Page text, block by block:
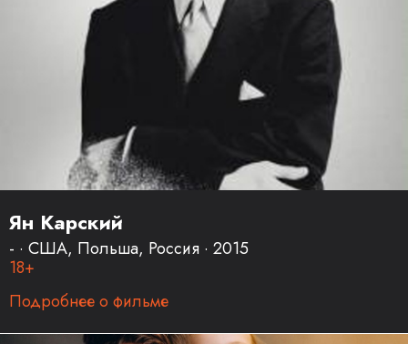
Ян Карский
- · США, Польша, Россия · 2015
18+
Подробнее о фильме